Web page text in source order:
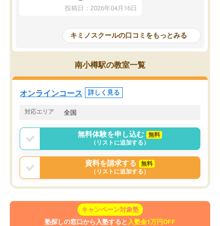
を詰め込むのではなく、自学自習の習
慣が身につくよう並走してくれるの
はなくなりました。
講師の方との距離も近く、親身なコー
チングのおかげで、停滞期もモチベー
ションを維持できました。「やらされ
る勉強」から「目標のための勉強」へ
意識が変わったことが、目標校への合
投稿日：2026年04月16日
の仕方をコーチングして
ルなので、家での学習習
身につきました。結果と
た。自分から学ぶ姿勢を
キミノスクールの口コミをもっとみる
南小樽駅の教室一覧
オンラインコース 詳しく見る
対応エリア 全国
無料体験を申し込む
無料
（リストに追加する）
資料を請求する
無料
（リストに追加する）
キャンペーン対象塾
塾探しの窓口から入塾すると 入塾金1万円OFF